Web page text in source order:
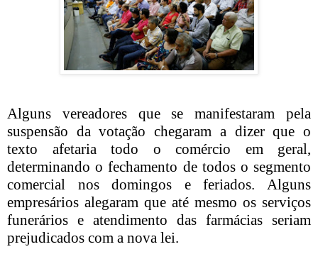
Alguns vereadores que se manifestaram pela
suspensão da votação chegaram a dizer que o
texto afetaria todo o comércio em geral,
determinando o fechamento de todos o segmento
comercial nos domingos e feriados. Alguns
empresários alegaram que até mesmo os serviços
funerários e atendimento das farmácias seriam
prejudicados com a nova lei.